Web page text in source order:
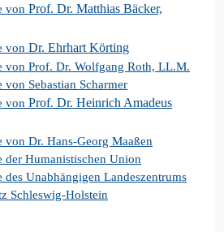
von Prof. Dr. Matthias Bäcker,
von Dr. Ehrhart Körting
von Prof. Dr. Wolfgang Roth, LL.M.
von Sebastian Scharmer
von Prof. Dr. Heinrich Amadeus
von Dr. Hans-Georg Maaßen
der Humanistischen Union
des Unabhängigen Landeszentrums
Schleswig-Holstein